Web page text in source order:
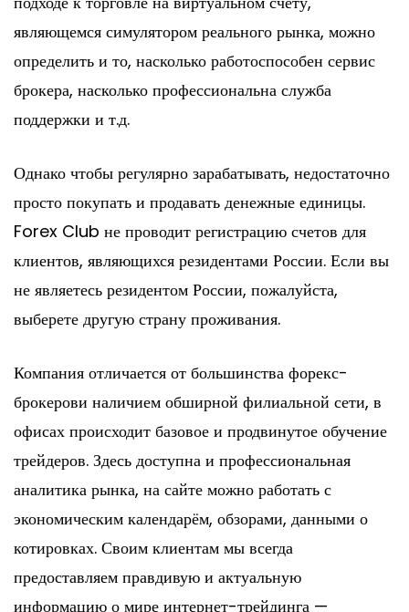
являющемся симулятором реального рынка, можно
определить и то, насколько работоспособен сервис
брокера, насколько профессиональна служба
поддержки и т.д.
Однако чтобы регулярно зарабатывать, недостаточно
просто покупать и продавать денежные единицы.
Forex Club не проводит регистрацию счетов для
клиентов, являющихся резидентами России. Если вы
не являетесь резидентом России, пожалуйста,
выберете другую страну проживания.
Компания отличается от большинства форекс-
брокерови наличием обширной филиальной сети, в
офисах происходит базовое и продвинутое обучение
трейдеров. Здесь доступна и профессиональная
аналитика рынка, на сайте можно работать с
экономическим календарём, обзорами, данными о
котировках. Своим клиентам мы всегда
предоставляем правдивую и актуальную
информацию о мире интернет-трейдинга —